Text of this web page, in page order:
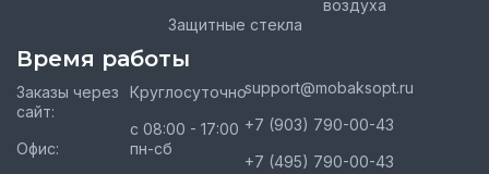
Защитные стекла
воздуха
Время работы
Заказы через
сайт:
Офис:
Круглосуточно
с 08:00 - 17:00
пн-сб
support@mobaksopt.ru
+7 (903) 790-00-43
+7 (495) 790-00-43